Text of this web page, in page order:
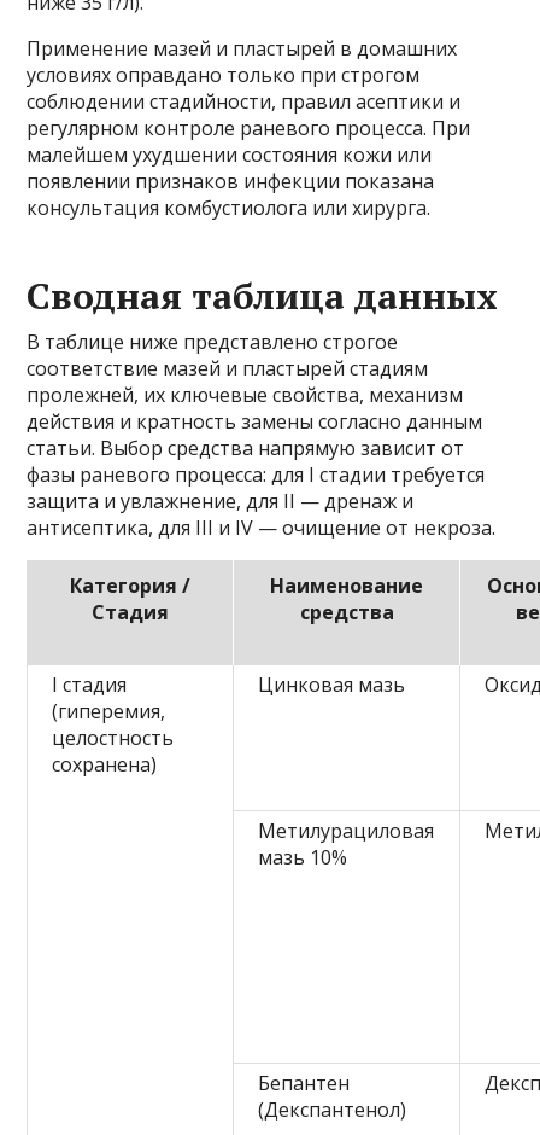
Применение мазей и пластырей в домашних
условиях оправдано только при строгом
соблюдении стадийности, правил асептики и
регулярном контроле раневого процесса. При
малейшем ухудшении состояния кожи или
появлении признаков инфекции показана
консультация комбустиолога или хирурга.
Сводная таблица данных
В таблице ниже представлено строгое
соответствие мазей и пластырей стадиям
пролежней, их ключевые свойства, механизм
действия и кратность замены согласно данным
статьи. Выбор средства напрямую зависит от
фазы раневого процесса: для I стадии требуется
защита и увлажнение, для II — дренаж и
антисептика, для III и IV — очищение от некроза.
Категория /
Стадия
Наименование
средства
I стадия
(гиперемия,
целостность
сохранена)
Цинковая мазь
Метилурациловая
мазь 10%
Бепантен
(Декспантенол)